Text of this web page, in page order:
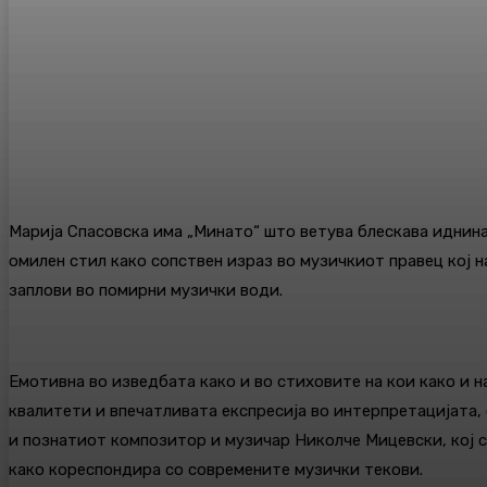
Марија Спасовска има „Минато“ што ветува блескава
омилен стил како сопствен израз во музичкиот правец кој
заплови во помирни музички води.
Емотивна во изведбата како и во стиховите на кои како и
квалитети и впечатливата експресија во
и познатиот композитор и музичар Николче Мицевски, кој
како кореспондира со современите музички текови.